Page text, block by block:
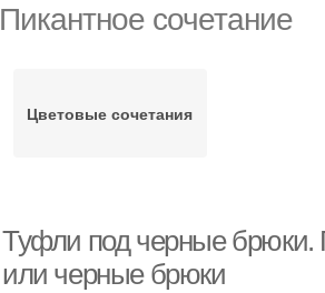
Пикантное сочетание
Цветовые сочетания
Туфли под черные брюки.
или черные брюки